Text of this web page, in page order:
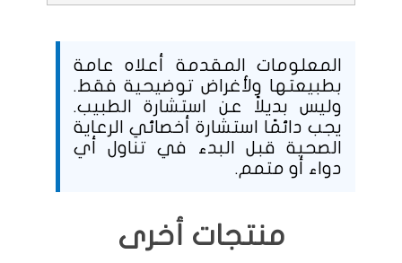
المعلومات المقدمة أعلاه عامة
بطبيعتها ولأغراض توضيحية فقط.
وليس بديلاً عن استشارة الطبيب.
يجب دائمًا استشارة أخصائي الرعاية
الصحية قبل البدء في تناول أي
دواء أو متمم.
منتجات أخرى